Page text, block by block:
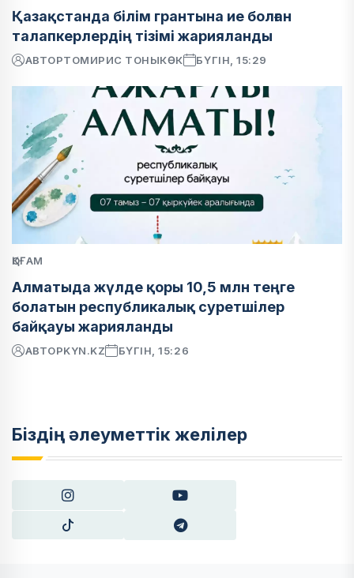
Қазақстанда білім грантына ие болған
талапкерлердің тізімі жарияланды
АВТОРТОМИРИС ТОНЫКӨК БҮГІН, 15:29
ҚОҒАМ
Алматыда жүлде қоры 10,5 млн теңге
болатын республикалық суретшілер
байқауы жарияланды
АВТОРKYN.KZ БҮГІН, 15:26
Біздің әлеуметтік желілер